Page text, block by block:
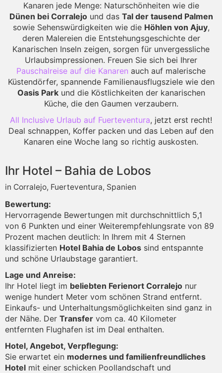
Kanaren jede Menge: Naturschönheiten wie die
Dünen bei Corralejound das Tal der tausend Palmen
sowie Sehenswürdigkeiten wie die Höhlen von Ajuy,
deren Malereien die Entstehungsgeschichte der
Kanarischen Inseln zeigen, sorgen für unvergessliche
Urlaubsimpressionen. Freuen Sie sich bei Ihrer
Pauschalreise auf die Kanaren auch auf malerische
Küstendörfer, spannende Familienausflugsziele wie den
Oasis Parkund die Köstlichkeiten der kanarischen
Küche, die den Gaumen verzaubern.
All Inclusive Urlaub auf Fuerteventura, jetzt erst recht!
Deal schnappen, Koffer packen und das Leben auf den
Kanaren eine Woche lang so richtig auskosten.
Ihr Hotel – Bahia de Lobos
in Corralejo, Fuerteventura, Spanien
Bewertung:
Hervorragende Bewertungen mit durchschnittlich 5,1
von 6 Punkten und einer Weiterempfehlungsrate von 89
Prozent machen deutlich: In Ihrem mit 4 Sternen
klassifizierten Hotel Bahia de Lobos sind entspannte
und schöne Urlaubstage garantiert.
Lage und Anreise:
Ihr Hotel liegt im beliebten Ferienort Corralejo nur
wenige hundert Meter vom schönen Strand entfernt.
Einkaufs- und Unterhaltungsmöglichkeiten sind ganz in
der Nähe. Der Transfer vom ca. 40 Kilometer
entfernten Flughafen ist im Deal enthalten.
Hotel, Angebot, Verpflegung:
Sie erwartet ein modernes und familienfreundliches
Hotel mit einer schicken Poollandschaft und